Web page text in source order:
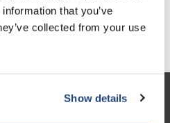
that you’ve
collected from your use
Show details
winkelwagen